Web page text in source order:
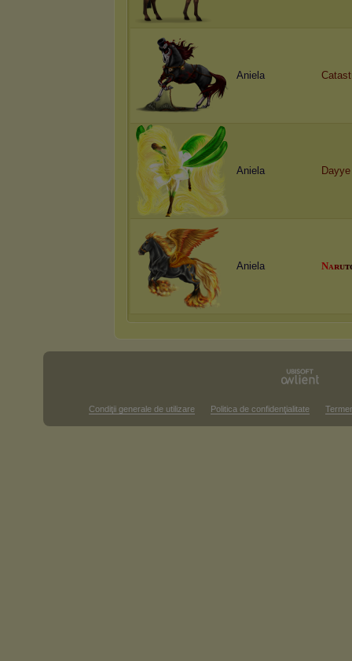
Aniela
Aniela Dayye
Aniela Nᴀʀᴜᴛ
Condiţii generale de utilizare Politica de confidenţialitate